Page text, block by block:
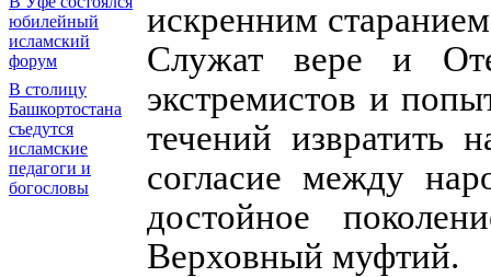
юбилейный
исламский
форум
В столицу
Башкортостана
съедутся
исламские
педагоги и
богословы
искренним
Служат вере и
экстремистов и
течений извратить
согласие между
достойное
Верховный муфтий.